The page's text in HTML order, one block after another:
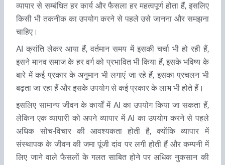
व्‍यापार से सम्‍बंधित हर कार्य और फैसला हर महत्‍वपूर्ण होता हैं, इसलिए
किसी भी तकनीक का उपयोग करने से पहले उसे जानना और समझना
चाहिए।
AI क्रांति लेकर आया हैं, वर्तमान समय में इसकी चर्चा भी हो रही हैं,
इसने मानव समाज के हर वर्ग को प्रभावित भी किया हैं, इसके भविष्‍य के
बारे में कई प्रकार के अनुमान भी लगाएं जा रहे हैं, इसका प्रचलन भी
बढ़ता जा रहा हैं और इसके उपयोग से कई प्रकार के लाभ भी होते हैं।
इसलिए सामान्‍य जीवन के कार्यों में AI का उपयोग किया जा सकता हैं,
लेकिन एक व्‍यापारी को अपने व्‍यापार में AI का उपयोग करने से पहले
अधिक सोच-विचार की आवश्‍यकता होती है, क्‍योंकि व्‍यापार में
संस्‍थापक के जीवन की जमा पूंजी दांव पर लगी होती हैं और कम्‍पनी में
लिए जाने वाले फैसलों के गलत साबित होने पर अधिक नुकसान की